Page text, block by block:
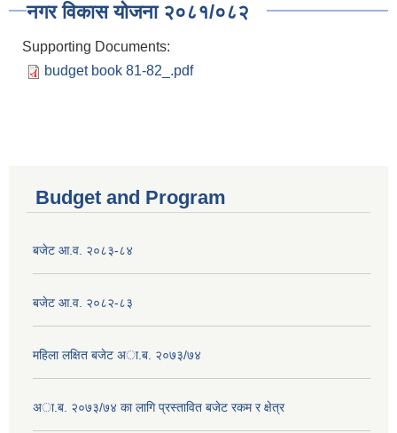
नगर विकास योजना २०८१/०८२
Supporting Documents:
budget book 81-82_.pdf
Budget and Program
बजेट आ.व. २०८३-८४
बजेट आ.व. २०८२-८३
महिला लक्षित बजेट अा.ब. २०७३/७४
अा.ब. २०७३/७४ का लागि प्रस्तावित बजेट रकम र क्षेत्र